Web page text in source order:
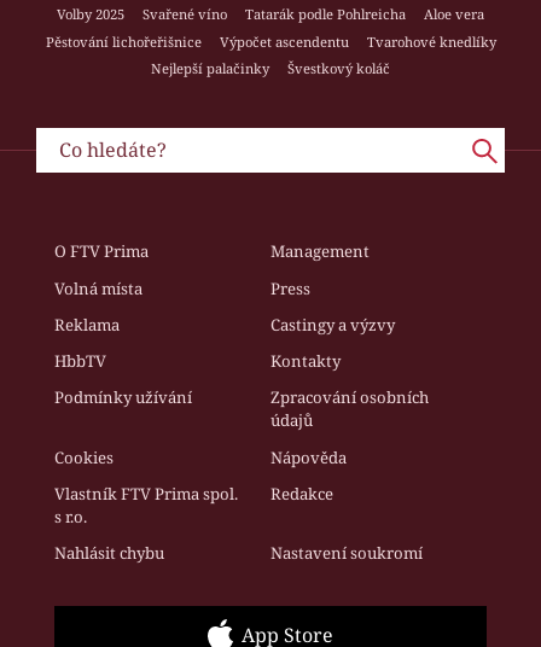
Volby 2025
Svařené víno Tatarák podle Pohlreicha
Aloe vera
Pěstování lichořeřišnice
Výpočet ascendentu
Tvarohové knedlíky
Nejlepší palačinky
Švestkový koláč
O FTV Prima
Management
Volná místa
Press
Reklama
Castingy a výzvy
HbbTV
Kontakty
Podmínky užívání
Zpracování osobních
údajů
Cookies
Nápověda
Vlastník FTV Prima spol.
s r.o.
Redakce
Nahlásit chybu Nastavení soukromí
App Store